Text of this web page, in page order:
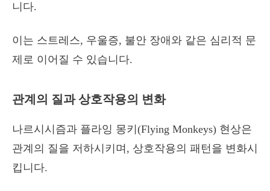
니다.
이는 스트레스, 우울증, 불안 장애와 같은 심리적 문
제로 이어질 수 있습니다.
관계의 질과 상호작용의 변화
나르시시즘과 플라잉 몽키(Flying Monkeys) 현상은
관계의 질을 저하시키며, 상호작용의 패턴을 변화시
킵니다.